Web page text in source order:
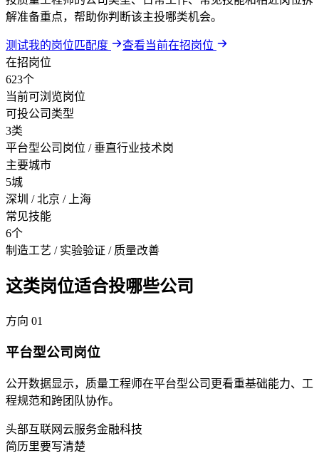
解准备重点，帮助你判断该主投哪类机会。
测试我的岗位匹配度
查看当前在招岗位
在招岗位
623个
当前可浏览岗位
可投公司类型
3类
平台型公司岗位 / 垂直行业技术岗
主要城市
5城
深圳 / 北京 / 上海
常见技能
6个
制造工艺 / 实验验证 / 质量改善
这类岗位适合投哪些公司
方向 01
平台型公司岗位
公开数据显示，质量工程师在平台型公司更看重基础能力、工
程规范和跨团队协作。
头部互联网云服务金融科技
简历里要写清楚